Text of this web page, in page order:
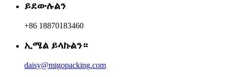
ይደውሉልን
+86 18870183460
ኢሜል ይላኩልን።
daisy@migopacking.com